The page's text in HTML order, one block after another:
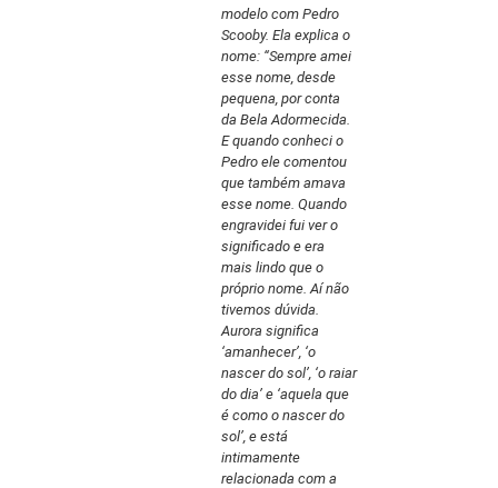
modelo com Pedro
Scooby. Ela explica o
nome: “Sempre amei
esse nome, desde
pequena, por conta
da Bela Adormecida.
E quando conheci o
Pedro ele comentou
que também amava
esse nome. Quando
engravidei fui ver o
significado e era
mais lindo que o
próprio nome. Aí não
tivemos dúvida.
Aurora significa
‘amanhecer’, ‘o
nascer do sol’, ‘o raiar
do dia’ e ‘aquela que
é como o nascer do
sol’, e está
intimamente
relacionada com a